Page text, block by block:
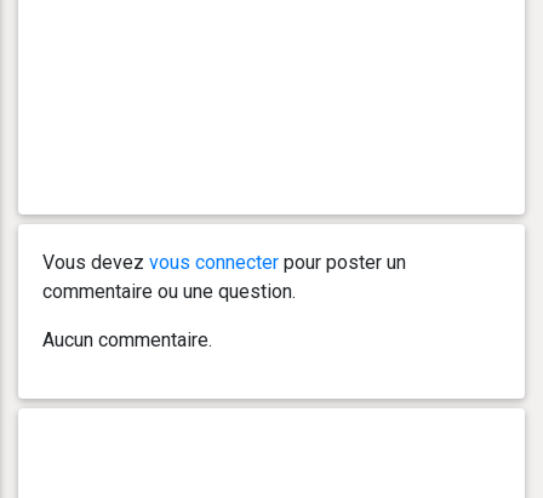
Vous devez vous connecter pour poster un
commentaire ou une question.
Aucun commentaire.